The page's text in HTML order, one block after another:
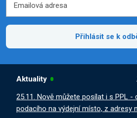
Emailová adresa
Přihlásit se k
Aktuality
25.11. Nově můžete posílat i s PPL -
podacího na výdejní místo, z adresy